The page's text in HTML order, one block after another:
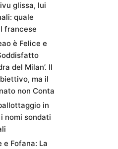
glissa, lui
quale
francese
è Felice e
del Milan’. Il
ma il
non Conta
in
nomi sondati
e Fofana: La